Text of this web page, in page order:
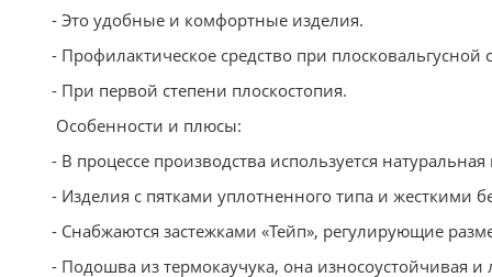
- Это удобные и комфортные изделия.
- Профилактическое средство при
- При первой степени плоскостопия.
Особенности и плюсы:
- В процессе производства используется натуральная
- Изделия с пятками уплотненного типа и жесткими
- Снабжаются застежками «Тейп», регулирующие
- Подошва из термокаучука, она износоустойчивая и